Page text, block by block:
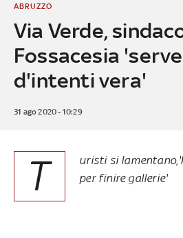
Via Verde,
Fossacesia
d'intenti vera'
ABRUZZO
31 ago 2020 - 10:29
T
uristi si
per finire gallerie'